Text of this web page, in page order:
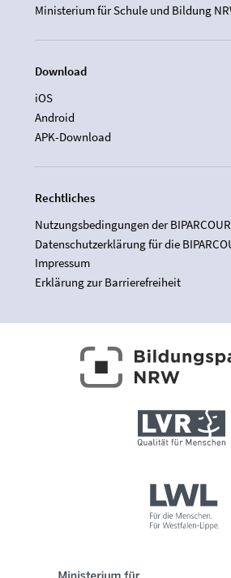
Ministerium für Schule und Bildung
Download
iOS
Android
APK-Download
Rechtliches
Nutzungsbedingungen der
Datenschutzerklärung für die
Impressum
Erklärung zur Barrierefreiheit